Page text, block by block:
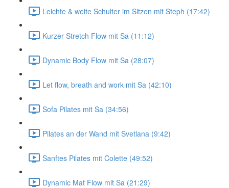
Leichte & weite Schulter im Sitzen mit Steph (17:42)
Kurzer Stretch Flow mit Sa (11:12)
Dynamic Body Flow mit Sa (28:07)
Let flow, breath and work mit Sa (42:10)
Sofa Pilates mit Sa (34:56)
Pilates an der Wand mit Svetlana (9:42)
Sanftes Pilates mit Colette (49:52)
Dynamic Mat Flow mit Sa (21:29)